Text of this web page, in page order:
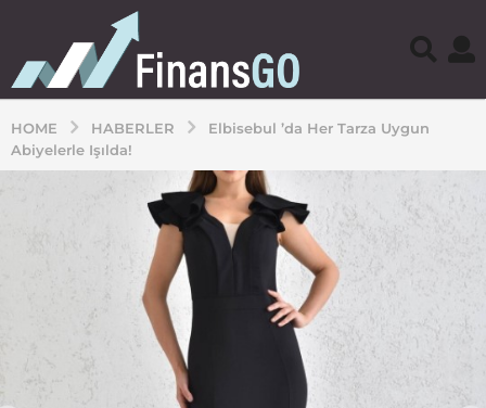
HOME HABERLER
Elbisebul ’da Her Tarza Uygun
Abiyelerle Işılda!